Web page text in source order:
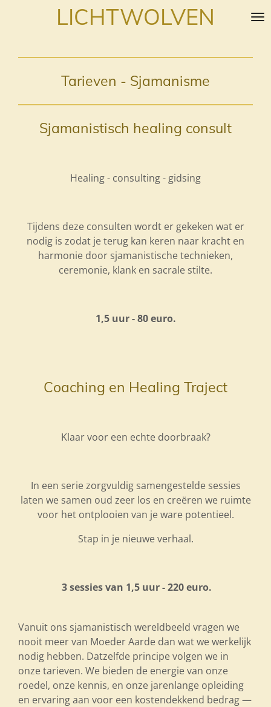
LICHTWOLVEN
Tarieven - Sjamanisme
Sjamanistisch healing consult
Healing - consulting - gidsing
Tijdens deze consulten wordt er gekeken wat er
nodig is zodat je terug kan keren naar kracht en
harmonie door sjamanistische technieken,
ceremonie, klank en sacrale stilte.
1,5 uur - 80 euro.
Coaching en Healing Traject
Klaar voor een echte doorbraak?
In een serie zorgvuldig samengestelde sessies
laten we samen oud zeer los en creëren we ruimte
voor het ontplooien van je ware potentieel.
Stap in je nieuwe verhaal.
3 sessies van 1,5 uur - 220 euro.
Vanuit ons sjamanistisch wereldbeeld vragen we
nooit meer van Moeder Aarde dan wat we werkelijk
nodig hebben. Datzelfde principe volgen we in
onze tarieven. We bieden de energie van onze
roedel, onze kennis, en onze jarenlange opleiding
en ervaring aan voor een kostendekkend bedrag —